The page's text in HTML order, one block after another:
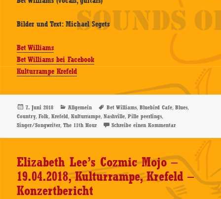
Bilder und Text: Michael Segets
Bet Williams
Bet Williams bei Facebook
Kulturrampe Krefeld
Veröffentlicht
am
7. Juni 2018 Kategorien
Allgemein Schlagwörter
Bet Williams,Bluebird Cafe,Blues,
Country,Folk,Krefeld,Kulturrampe,Nashville,Pille peerlings,
Singer/Songwriter,The 11th Hour Schreibe einen Kommentarzu Bet Williams –
Elizabeth Lee’s Cozmic Mojo –
19.04.2018, Kulturrampe, Krefeld –
Konzertbericht